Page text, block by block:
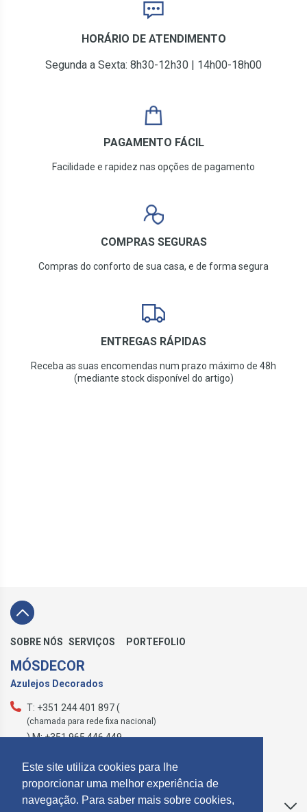
Este site utiliza cookies para lhe
proporcionar uma melhor experiência de
navegação. Para saber mais sobre cookies,
HORÁRIO DE ATENDIMENTO
Segunda a Sexta: 8h30-12h30 | 14h00-18h00
PAGAMENTO FÁCIL
Facilidade e rapidez nas opções de pagamento
COMPRAS SEGURAS
Compras do conforto de sua casa, e de forma segura
ENTREGAS RÁPIDAS
Receba as suas encomendas num prazo máximo de 48h
(mediante stock disponível do artigo)
SOBRE NÓS SERVIÇOS PORTEFOLIO
MÓSDECOR
Azulejos Decorados
T: +351 244 401 897 (
(chamada para rede fixa nacional)
) M: +351 965 446 449
Apoio ao Cliente